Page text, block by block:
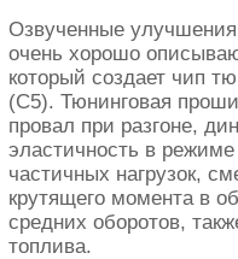
Озвученные
очень хорошо
который создает чип
(C5). Тюнинговая
провал при разгоне,
эластичность в
частичных нагрузок,
крутящего момента в
средних оборотов,
топлива.